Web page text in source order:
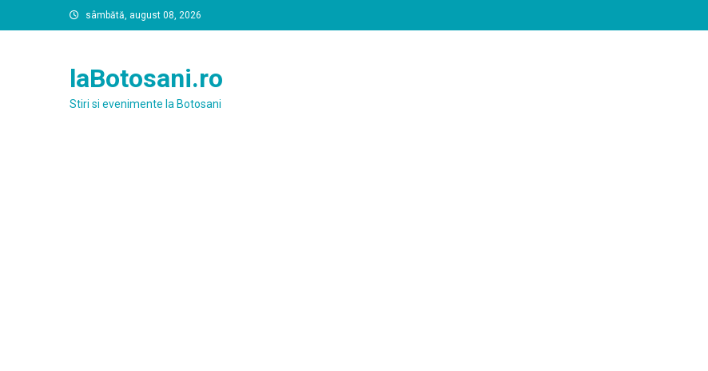
to
sâmbătă, august 08, 2026
laBotosani.ro
Stiri si evenimente la Botosani